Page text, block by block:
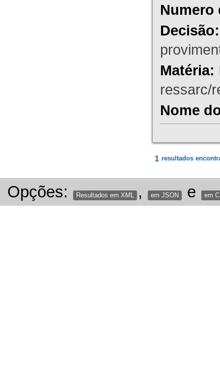
Numero
Decisão:
Matéria:
ressarc/
Nome
1 resultados
Opções: Resultados em XML , em JSON e em